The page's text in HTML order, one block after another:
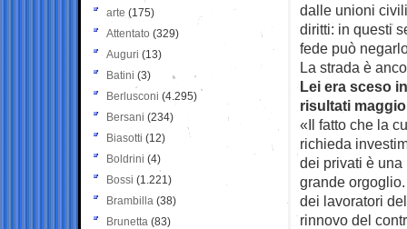
dalle unioni civili
diritti: in questi
fede può
La strada è
Lei era sceso
risultati
«Il fatto che la
richieda
dei privati è
grande
dei lavoratori
rinnovo del
arte (175)
Attentato (329)
Auguri (13)
Batini (3)
Berlusconi (4.295)
Bersani (234)
Biasotti (12)
Boldrini (4)
Bossi (1.221)
Brambilla (38)
Brunetta (83)